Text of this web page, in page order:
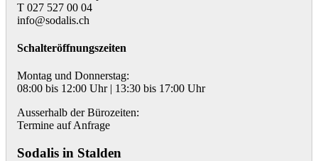
T 027 527 00 04
info@sodalis.ch
Schalteröffnungszeiten
Montag und Donnerstag:
08:00 bis 12:00 Uhr | 13:30 bis 17:00 Uhr
Ausserhalb der Bürozeiten:
Termine auf Anfrage
Sodalis in Stalden